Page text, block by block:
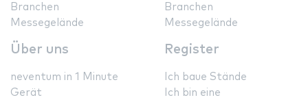
Branchen
Messegelände
Branchen
Messegelände
Über uns
neventum in 1 Minute
Gerät
Register
Ich baue Stände
Ich bin eine